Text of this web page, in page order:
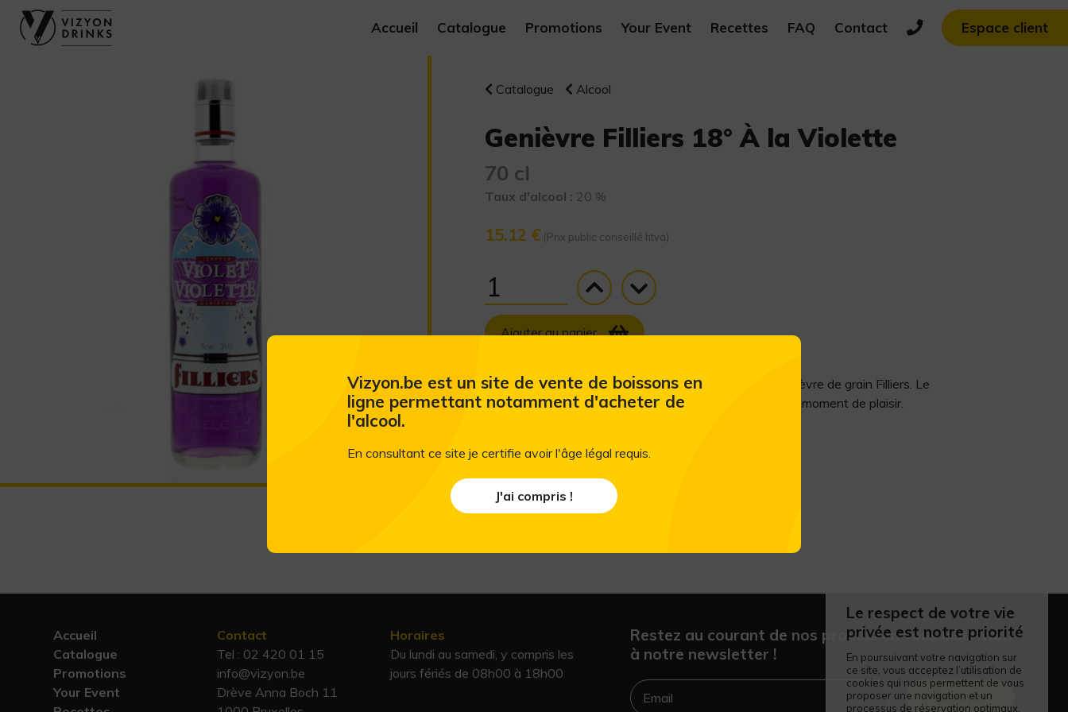
Accueil Catalogue Promotions Your Event Recettes FAQ Contact Espace client
Catalogue Alcool
Genièvre Filliers 18° À la Violette
70 cl
Taux d'alcool : 20 %
15.12 €(Prix public conseillé htva)
Ajouter au panier
Laissez-vous ravir par cette ultime combinaison de genièvre de grain Filliers. Le
genièvre Filliers est une nouvelle façon de s accorder un moment de plaisir.
Accueil
Catalogue
Promotions
Your Event
Contact
Tel : 02 420 01 15
info@vizyon.be
Drève Anna Boch 11
Horaires
Du lundi au samedi, y compris les
jours fériés de 08h00 à 18h00
Restez au courant de nos promos en vous inscrivant
à notre newsletter !
Envoyer
Le respect de votre vie
privée est notre priorité
En poursuivant votre navigation sur
ce site, vous acceptez l’utilisation de
cookies qui nous permettent de vous
proposer une navigation et un
processus de réservation optimaux.
Vizyon.be est un site de vente de boissons en
ligne permettant notamment d'acheter de
l'alcool.
En consultant ce site je certifie avoir l'âge légal requis.
J'ai compris !